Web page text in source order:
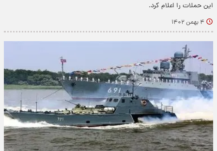
این حملات را اعلام کرد.
۴ بهمن ۱۴۰۲